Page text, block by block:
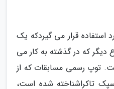
استفاده قرار می گیردکه یک
دیگر که در گذشته به کار می
توپ رسمی مسابقات که از
تاکراشناخته شده است،